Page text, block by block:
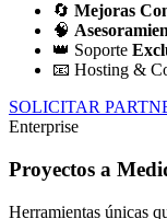
🔄 Mejoras
🧠
👑 Soporte
📧 Hosting &
SOLICITAR
Enterprise
Proyectos a
Herramientas únicas